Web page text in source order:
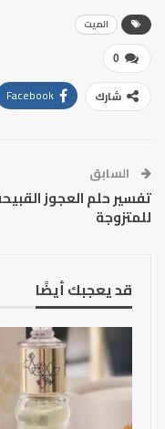
الميت
0
شارك Facebook
السابق
تفسير حلم العجوز
للمتزوجة
قد يعجبك أيضًا